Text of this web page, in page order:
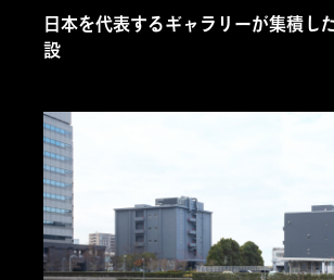
日本を代表するギャラリーが集積し
設